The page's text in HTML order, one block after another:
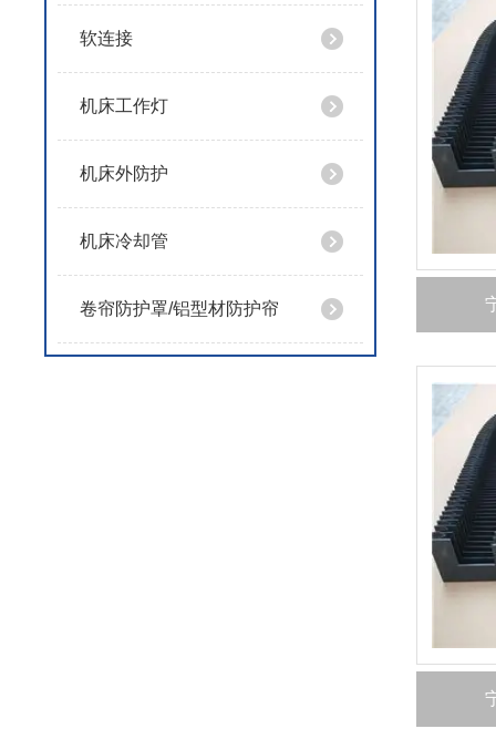
软连接
机床工作灯
机床外防护
机床冷却管
卷帘防护罩/铝型材防护帘